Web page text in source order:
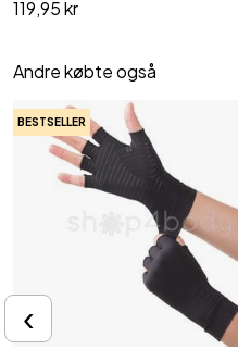
119,95 kr
Andre købte også
BESTSELLER
‹